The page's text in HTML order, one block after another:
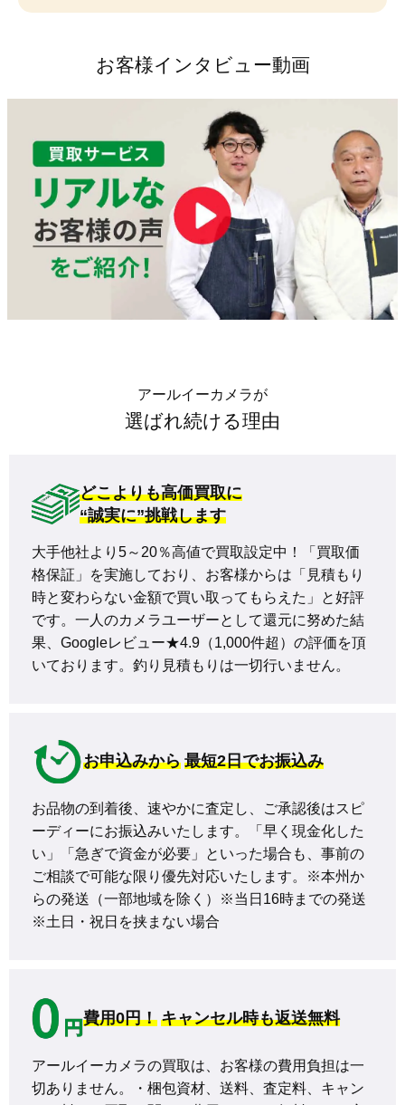
お客様インタビュー動画
アールイーカメラが
選ばれ続ける理由
どこよりも高価買取に
“誠実に”挑戦します
大手他社より5～20％高値で買取設定中！「買取価
格保証」を実施しており、お客様からは「見積もり
時と変わらない金額で買い取ってもらえた」と好評
です。一人のカメラユーザーとして還元に努めた結
果、Googleレビュー★4.9（1,000件超）の評価を頂
いております。釣り見積もりは一切行いません。
お申込みから 最短2日でお振込み
お品物の到着後、速やかに査定し、ご承認後はスピ
ーディーにお振込みいたします。「早く現金化した
い」「急ぎで資金が必要」といった場合も、事前の
ご相談で可能な限り優先対応いたします。※本州か
らの発送（一部地域を除く）※当日16時までの発送
※土日・祝日を挟まない場合
費用0円！ キャンセル時も返送無料
アールイーカメラの買取は、お客様の費用負担は一
切ありません。・梱包資材、送料、査定料、キャン